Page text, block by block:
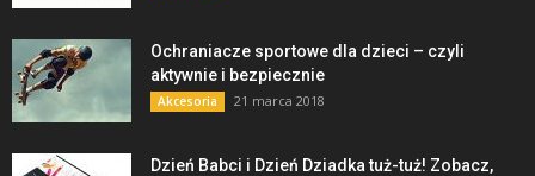
Ochraniacze sportowe dla dzieci – czyli
aktywnie i bezpiecznie
Akcesoria 21 marca 2018
Dzień Babci i Dzień Dziadka tuż-tuż! Zobacz,